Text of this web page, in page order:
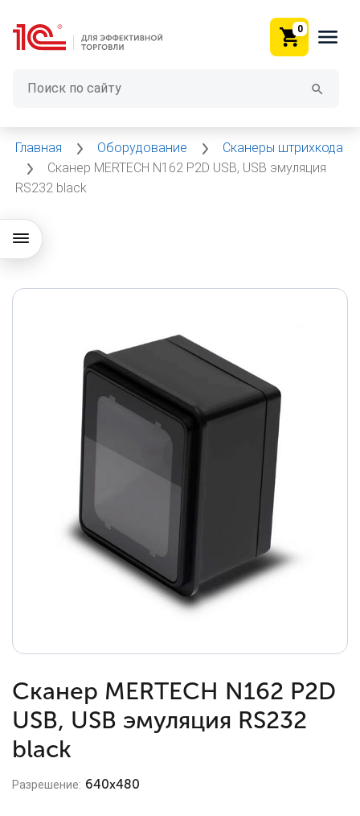
0
Главная Оборудование
Сканеры штрихкода
Сканер MERTECH N162 P2D USB, USB эмуляция
RS232 black
Сканер MERTECH N162 P2D
USB, USB эмуляция RS232
black
Разрешение: 640х480